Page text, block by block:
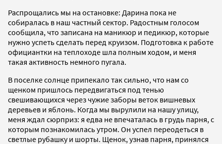
Распрощались мы на остановке: Дарина пока не
собиралась в наш частный сектор. Радостным голосом
сообщила, что записана на маникюр и педикюр, которые
нужно успеть сделать перед круизом. Подготовка к работе
официантки на теплоходе шла полным ходом, и меня
такая активность немного пугала.
В поселке солнце припекало так сильно, что нам со
щенком пришлось передвигаться под тенью
свешивающихся через чужие заборы веток вишневых
деревьев и яблонь. Когда мы вырулили на нашу улицу,
меня ждал сюрприз: я едва не впечаталась в грудь парня, с
которым познакомилась утром. Он успел переодеться в
светлые рубашку и шорты. Щенок, узнав парня, принялся